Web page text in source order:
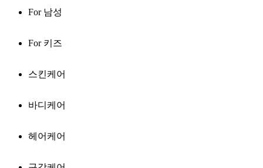
For 남성
For 키즈
스킨케어
바디케어
헤어케어